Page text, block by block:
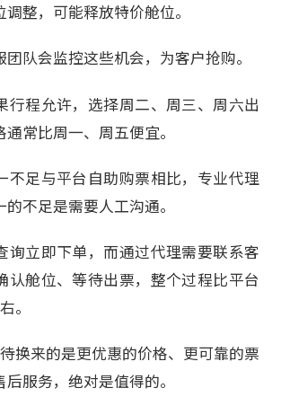
整，可能释放特价舱位。
队会监控这些机会，为客户抢购。
行程允许，选择周二、周三、周六出
常比周一、周五便宜。
不足与平台自助购票相比，专业代理
不足是需要人工沟通。
询立即下单，而通过代理需要联系客
认舱位、等待出票，整个过程比平台
。
换来的是更优惠的价格、更可靠的票
服务，绝对是值得的。